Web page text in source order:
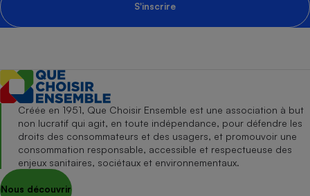
S'inscrire
Créée en 1951, Que Choisir Ensemble est une association à but
non lucratif qui agit, en toute indépendance, pour défendre les
droits des consommateurs et des usagers, et promouvoir une
consommation responsable, accessible et respectueuse des
enjeux sanitaires, sociétaux et environnementaux.
Nous découvrir